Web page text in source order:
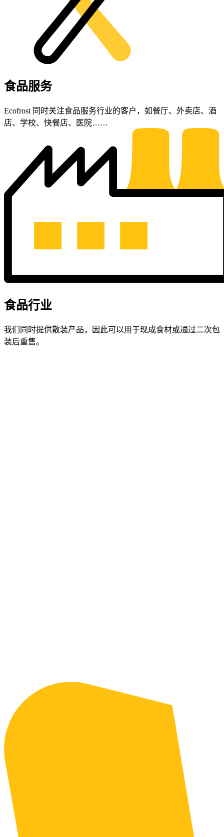
食品服务
Ecofrost 同时关注食品服务行业的客户，如餐厅、外卖店、酒
店、学校、快餐店、医院……
食品行业
我们同时提供散装产品，因此可以用于现成食材或通过二次包
装后重售。